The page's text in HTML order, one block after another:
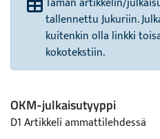
tallennettu Jukuriin.
kuitenkin olla linkki
kokotekstiin.
OKM-julkaisutyyppi
D1 Artikkeli ammattilehdessä